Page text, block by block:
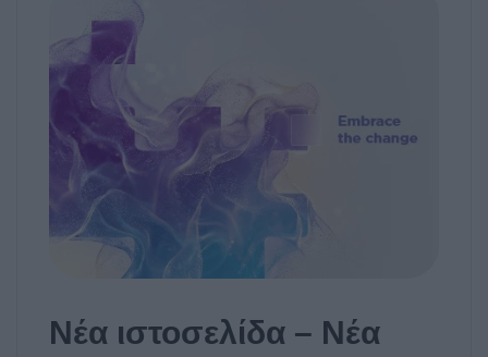
Νέα ιστοσελίδα – Νέα